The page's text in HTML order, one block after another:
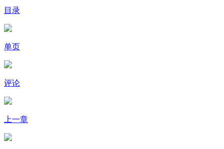
目录
单页
评论
上一章